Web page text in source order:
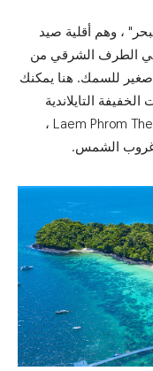
، وهم أقلية صيد
في الطرف الشرقي من
للسمك. هنا يمكنك
التايلاندية
المتنوعة. تحظى وجهة النظر القريبة في Laem Phrom Thep ،
غروب الشمس.